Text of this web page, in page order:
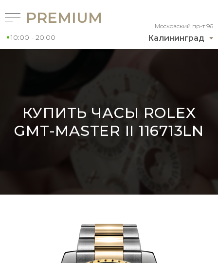
Калининград
Московский пр-т 96
PREMIUM
10:00 - 20:00
КУПИТЬ ЧАСЫ ROLEX
GMT-MASTER II 116713LN